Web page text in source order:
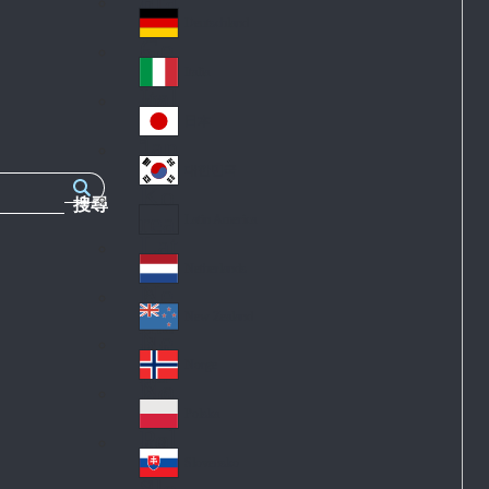
搜尋
nc
e
Ge
an
y
Ital
y
Jap
an
Lat
in
A
me
ric
a
Ne
the
rla
nd
s
Ne
w
Ze
ala
nd
No
rw
ay
Pol
an